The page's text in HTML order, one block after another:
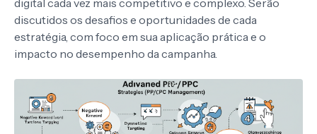
digital cada vez mais competitivo e complexo. Serão
discutidos os desafios e oportunidades de cada
estratégia, com foco em sua aplicação prática e o
impacto no desempenho da campanha.